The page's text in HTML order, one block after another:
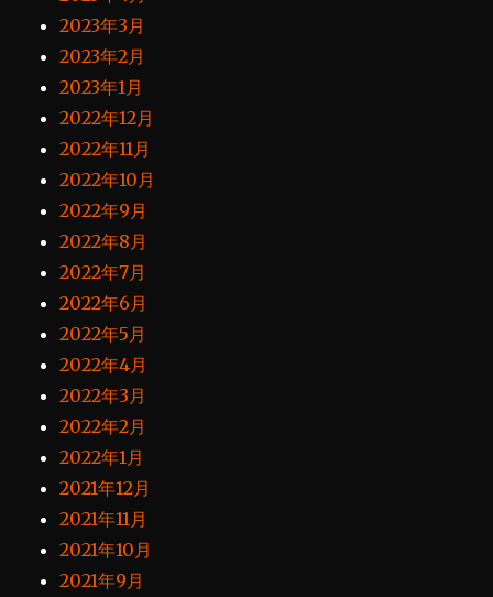
2023年3月
2023年2月
2023年1月
2022年12月
2022年11月
2022年10月
2022年9月
2022年8月
2022年7月
2022年6月
2022年5月
2022年4月
2022年3月
2022年2月
2022年1月
2021年12月
2021年11月
2021年10月
2021年9月